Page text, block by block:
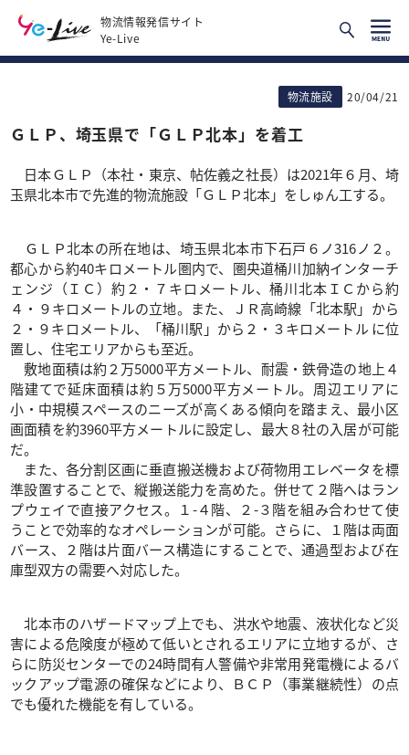
物流情報発信サイト
Ye-Live
物流施設 20/04/21
ＧＬＰ、埼玉県で「ＧＬＰ北本」を着工
日本ＧＬＰ（本社・東京、帖佐義之社長）は2021年６月、埼
玉県北本市で先進的物流施設「ＧＬＰ北本」をしゅん工する。
ＧＬＰ北本の所在地は、埼玉県北本市下石戸６ノ316ノ２。
都心から約40キロメートル圏内で、圏央道桶川加納インターチ
ェンジ（ＩＣ）約２・７キロメートル、桶川北本ＩＣから約
４・９キロメートルの立地。また、ＪＲ高崎線「北本駅」から
２・９キロメートル、「桶川駅」から２・３キロメートル に位
置し、住宅エリアからも至近。
敷地面積は約２万5000平方メートル、耐震・鉄骨造の地上４
階建てで延床面積は約５万5000平方メートル。周辺エリアに
小・中規模スペースのニーズが高くある傾向を踏まえ、最小区
画面積を約3960平方メートルに設定し、最大８社の入居が可能
だ。
また、各分割区画に垂直搬送機および荷物用エレベータを標
準設置することで、縦搬送能力を高めた。併せて２階へはラン
プウェイで直接アクセス。１-４階、２-３階を組み合わせて使
うことで効率的なオペレーションが可能。さらに、１階は両面
バース、２階は片面バース構造にすることで、通過型および在
庫型双方の需要へ対応した。
北本市のハザードマップ上でも、洪水や地震、液状化など災
害による危険度が極めて低いとされるエリアに立地するが、さ
らに防災センターでの24時間有人警備や非常用発電機によるバ
ックアップ電源の確保などにより、ＢＣＰ（事業継続性）の点
でも優れた機能を有している。